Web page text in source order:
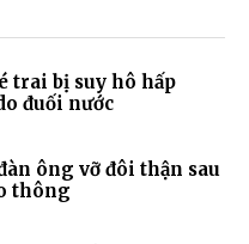
trai bị suy hô hấp
đuối nước
ông vỡ đôi thận sau
thông